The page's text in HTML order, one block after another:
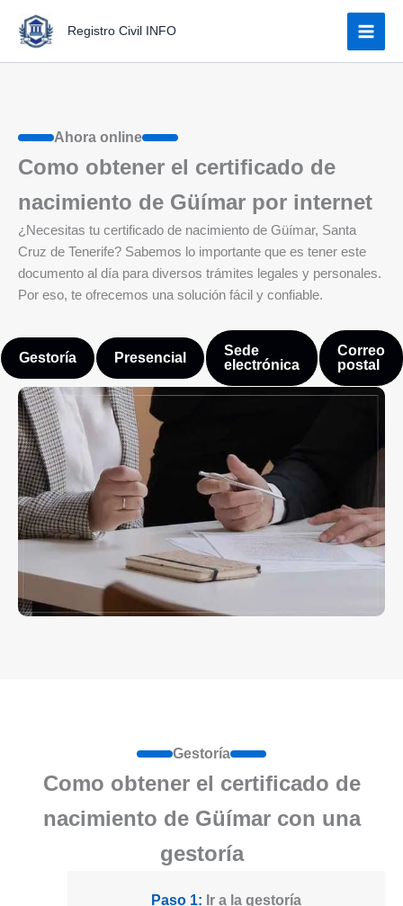
contenido
Registro Civil INFO
Ahora online
Como obtener el certificado de
nacimiento de Güímar por internet
¿Necesitas tu certificado de nacimiento de Güímar, Santa
Cruz de Tenerife? Sabemos lo importante que es tener este
documento al día para diversos trámites legales y personales.
Por eso, te ofrecemos una solución fácil y confiable.
Gestoría Presencial
Sede
electrónica
Correo
postal
Gestoría
Como obtener el certificado de
nacimiento de Güímar con una
gestoría
Paso 1: Ir a la gestoría